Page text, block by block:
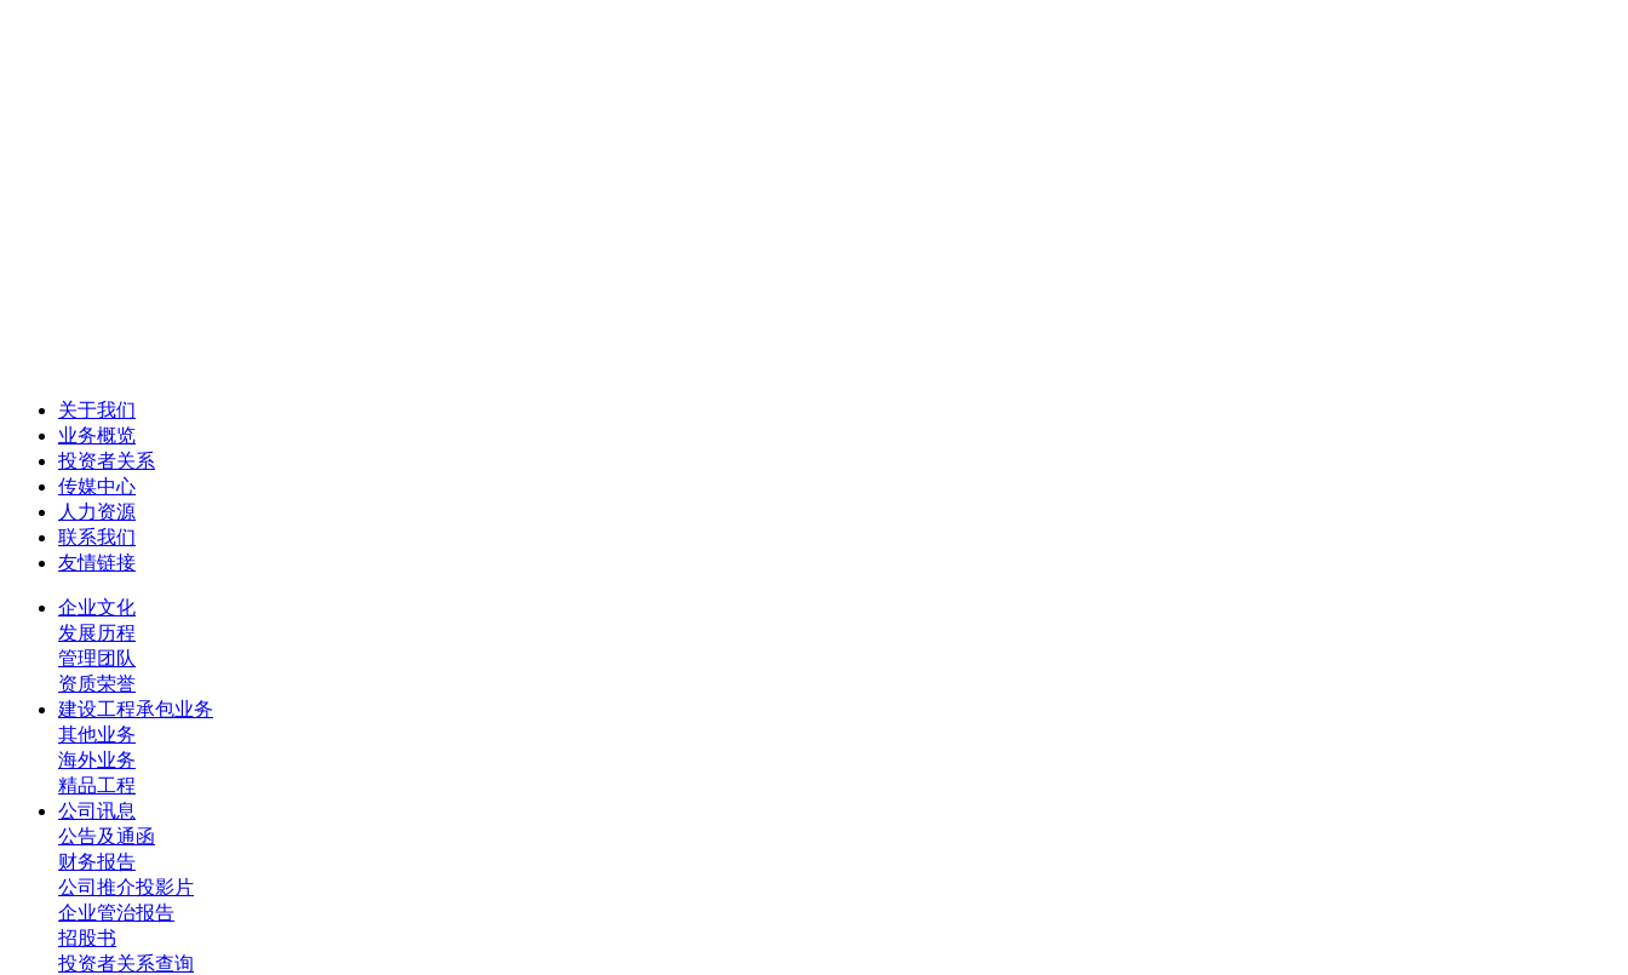
关于我们
业务概览
投资者关系
传媒中心
人力资源
联系我们
友情链接
企业文化
发展历程
管理团队
资质荣誉
建设工程承包业务
其他业务
海外业务
精品工程
公司讯息
公告及通函
财务报告
公司推介投影片
企业管治报告
招股书
投资者关系查询